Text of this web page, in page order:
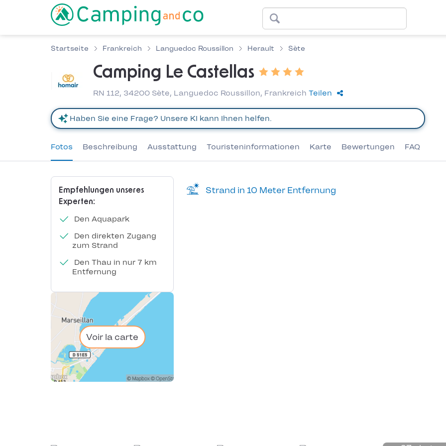
Startseite Frankreich Languedoc Roussillon Herault Sète
Camping Le Castellas
RN 112, 34200 Sète, Languedoc Roussillon, Frankreich Teilen
Fotos Beschreibung Ausstattung Touristeninformationen Karte Bewertungen FAQ
Empfehlungen unseres
Experten:
Den Aquapark
Den direkten Zugang
zum Strand
Den Thau in nur 7 km
Entfernung
Voir la carte
Strand in 10 Meter Entfernung